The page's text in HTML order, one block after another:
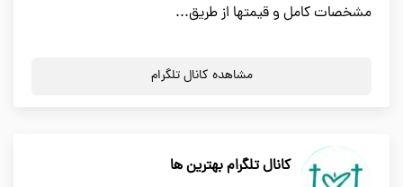
مشخصات کامل و قیمتها از طریق...
مشاهده کانال تلگرام
کانال تلگرام بهترین ها